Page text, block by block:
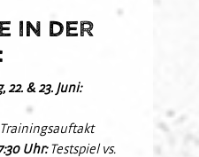
in der
& 23. Juni:
Uhr:Testspiel vs.